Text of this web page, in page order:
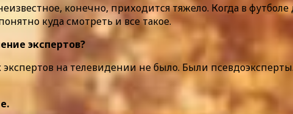
конечно, приходится тяжело. Когда в
куда смотреть и все такое.
экспертов?
на телевидении не было. Были